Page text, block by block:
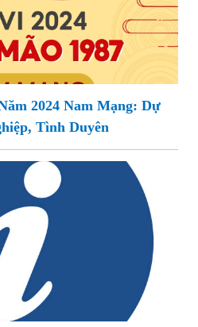
2024 Nam Mạng: Dự
Tình Duyên